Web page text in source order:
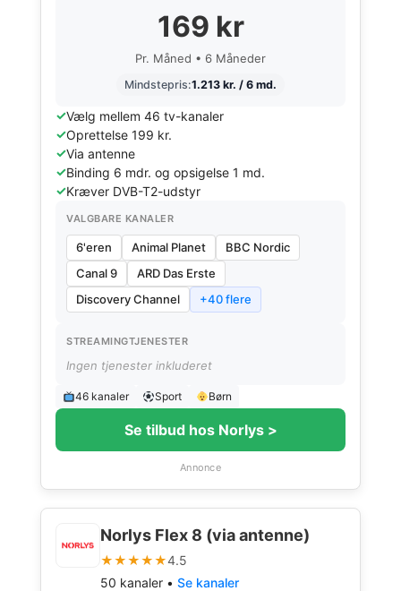
169 kr
Pr. Måned • 6 Måneder
Mindstepris:1.213 kr. / 6 md.
Vælg mellem 46 tv-kanaler
Oprettelse 199 kr.
Via antenne
Binding 6 mdr. og opsigelse 1 md.
Kræver DVB-T2-udstyr
VALGBARE KANALER
6'eren Animal Planet
BBC Nordic
Canal 9
ARD Das Erste
Discovery Channel
+40 flere
STREAMINGTJENESTER
Ingen tjenester inkluderet
46 kanaler Sport Børn
Se tilbud hos Norlys >
Annonce
Norlys Flex 8 (via antenne)
★★★★★4.5
50 kanaler • Se kanaler